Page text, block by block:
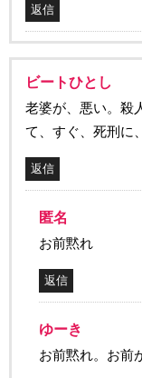
返信
ビートひとし
老婆が、悪い。殺
て、すぐ、死刑に
返信
匿名
お前黙れ
返信
ゆーき
お前黙れ。お前